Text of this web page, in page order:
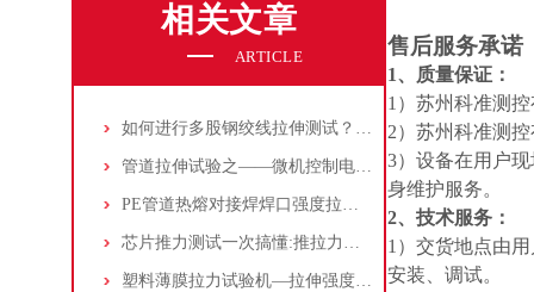
相关文章
ARTICLE
如何进行多股钢绞线拉伸测试？附液压万能试验机使用说明
管道拉伸试验之——微机控制电液伺服万能试验机的应用！
PE管道热熔对接焊焊口强度拉伸试验：操作步骤及制样方法分享！
芯片推力测试一次搞懂:推拉力测试机选型、参数与失效分析
塑料薄膜拉力试验机—拉伸强度测试的基本原理和操作规程
售后服务承诺
1、质量保证：
1）苏州科准测
2）苏州科准测
3）设备在用户
身维护服务。
2、技术服务：
1）交货地点由
安装、调试。